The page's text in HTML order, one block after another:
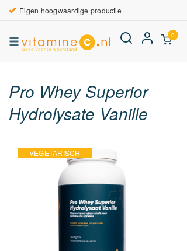
Eigen hoogwaardige productie
0
Pro Whey Superior
Hydrolysate Vanille
VEGETARISCH